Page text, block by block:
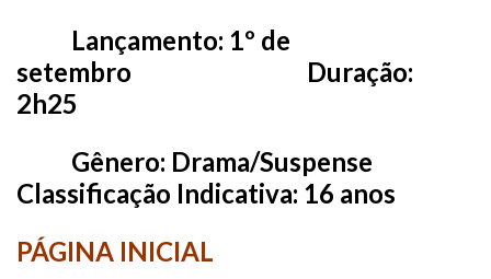
Lançamento: 1º de
setembro Duração:
2h25
Gênero: Drama/Suspense
Classificação Indicativa: 16 anos
PÁGINA INICIAL